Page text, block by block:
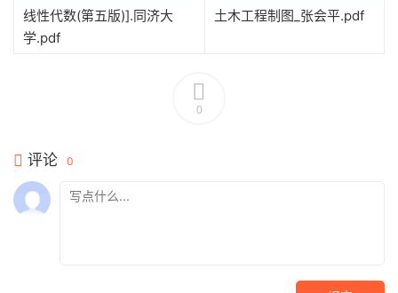
线性代数(第五版)].同济大
学.pdf
土木工程制图_张会平.pdf
0
评论 0